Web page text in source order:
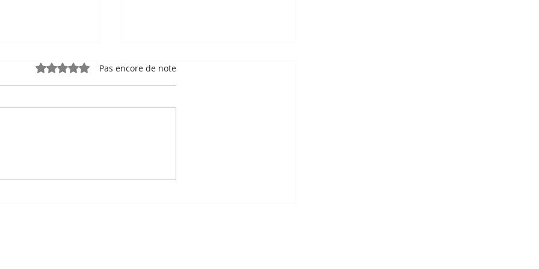
a survécu en dessinant le
Noté 0 étoile sur 5.Pas encore de note